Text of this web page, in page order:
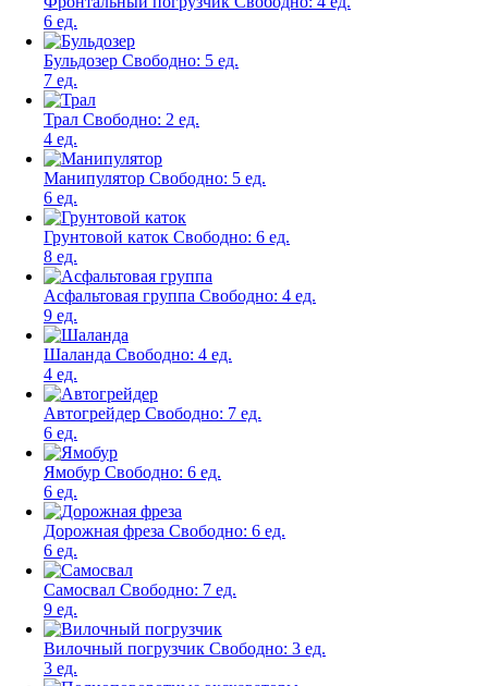
6 ед.
Бульдозер Свободно: 5 ед.
7 ед.
Трал Свободно: 2 ед.
4 ед.
Манипулятор Свободно: 5 ед.
6 ед.
Грунтовой каток Свободно: 6 ед.
8 ед.
Асфальтовая группа Свободно: 4 ед.
9 ед.
Шаланда Свободно: 4 ед.
4 ед.
Автогрейдер Свободно: 7 ед.
6 ед.
Ямобур Свободно: 6 ед.
6 ед.
Дорожная фреза Свободно: 6 ед.
6 ед.
Самосвал Свободно: 7 ед.
9 ед.
Вилочный погрузчик Свободно: 3 ед.
3 ед.